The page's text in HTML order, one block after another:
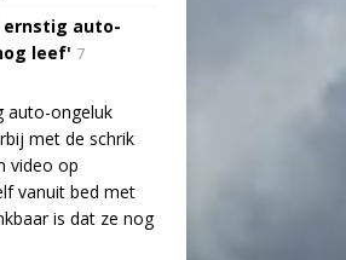
ernstig auto-
leef' 7
auto-ongeluk
met de schrik
video op
vanuit bed met
is dat ze nog